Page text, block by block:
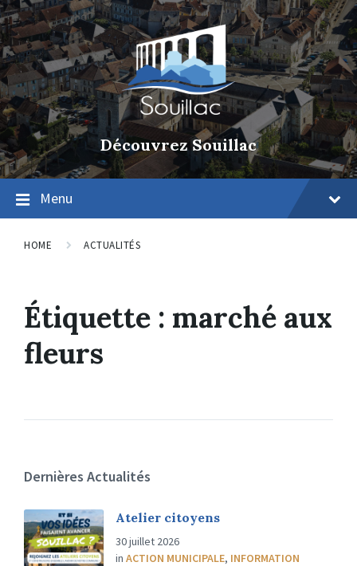
Découvrez Souillac
Menu
HOME ACTUALITÉS
Étiquette : marché aux
fleurs
Dernières Actualités
Atelier citoyens
30 juillet 2026
in ACTION MUNICIPALE, INFORMATION